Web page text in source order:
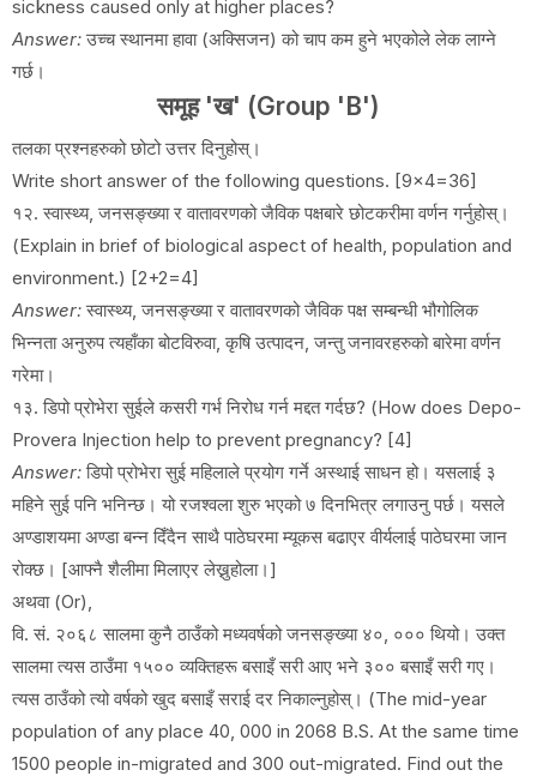
sickness caused only at higher places?
Answer:उच्च स्थानमा हावा (अक्सिजन) को चाप कम हुने भएकोले लेक लाग्ने
गर्छ।
समूह 'ख' (Group 'B')
तलका प्रश्नहरुको छोटो उत्तर दिनुहोस्।
Write short answer of the following questions. [9x4=36]
१२. स्वास्थ्य, जनसङ्ख्या र वातावरणको जैविक पक्षबारे छोटकरीमा वर्णन गर्नुहोस्।
(Explain in brief of biological aspect of health, population and
environment.) [2+2=4]
Answer:स्वास्थ्य, जनसङ्ख्या र वातावरणको जैविक पक्ष सम्बन्धी भौगोलिक
भिन्नता अनुरुप त्यहाँका बोटविरुवा, कृषि उत्पादन, जन्तु जनावरहरुको बारेमा वर्णन
गरेमा।
१३. डिपो प्रोभेरा सुईले कसरी गर्भ निरोध गर्न मद्दत गर्दछ? (How does Depo-
Provera Injection help to prevent pregnancy? [4]
Answer:डिपो प्रोभेरा सुई महिलाले प्रयोग गर्ने अस्थाई साधन हो। यसलाई ३
महिने सुई पनि भनिन्छ। यो रजश्वला शुरु भएको ७ दिनभित्र लगाउनु पर्छ। यसले
अण्डाशयमा अण्डा बन्न दिँदैन साथै पाठेघरमा म्यूकस बढाएर वीर्यलाई पाठेघरमा जान
रोक्छ। [आफ्नै शैलीमा मिलाएर लेख्नुहोला।]
अथवा (Or),
वि. सं. २०६८ सालमा कुनै ठाउँको मध्यवर्षको जनसङ्ख्या ४०, ००० थियो। उक्त
सालमा त्यस ठाउँमा १५०० व्यक्तिहरू बसाइँ सरी आए भने ३०० बसाइँ सरी गए।
त्यस ठाउँको त्यो वर्षको खुद बसाइँ सराई दर निकाल्नुहोस्। (The mid-year
population of any place 40, 000 in 2068 B.S. At the same time
1500 people in-migrated and 300 out-migrated. Find out the